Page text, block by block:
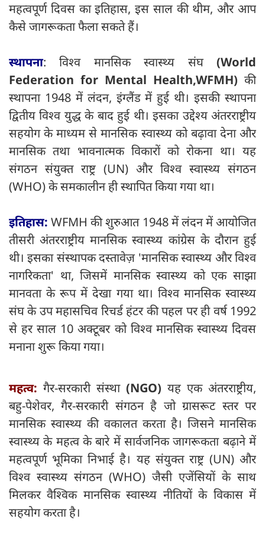
महत्वपूर्ण दिवस का इतिहास, इस साल की थीम, और आप
कैसे जागरूकता फैला सकते हैं।
स्थापना: विश्व मानसिक स्वास्थ्य संघ(World
Federation for Mental Health,WFMH) की
स्थापना 1948 में लंदन, इंग्लैंड में हुई थी। इसकी स्थापना
द्वितीय विश्व युद्ध के बाद हुई थी। इसका उद्देश्य अंतरराष्ट्रीय
सहयोग के माध्यम से मानसिक स्वास्थ्य को बढ़ावा देना और
मानसिक तथा भावनात्मक विकारों को रोकना था। यह
संगठन संयुक्त राष्ट्र (UN) और विश्व स्वास्थ्य संगठन
(WHO) के समकालीन ही स्थापित किया गया था।
इतिहास: WFMH की शुरुआत 1948 में लंदन में आयोजित
तीसरी अंतरराष्ट्रीय मानसिक स्वास्थ्य कांग्रेस के दौरान हुई
थी। इसका संस्थापक दस्तावेज़ 'मानसिक स्वास्थ्य और विश्व
नागरिकता' था, जिसमें मानसिक स्वास्थ्य को एक साझा
मानवता के रूप में देखा गया था। विश्व मानसिक स्वास्थ्य
संघ के उप महासचिव रिचर्ड हंटर की पहल पर ही वर्ष 1992
से हर साल 10 अक्टूबर को विश्व मानसिक स्वास्थ्य दिवस
मनाना शुरू किया गया।
महत्व: गैर-सरकारी संस्था(NGO) यह एक अंतरराष्ट्रीय,
बहु-पेशेवर, गैर-सरकारी संगठन है जो ग्रासरूट स्तर पर
मानसिक स्वास्थ्य की वकालत करता है। जिसने मानसिक
स्वास्थ्य के महत्व के बारे में सार्वजनिक जागरूकता बढ़ाने में
महत्वपूर्ण भूमिका निभाई है। यह संयुक्त राष्ट्र (UN) और
विश्व स्वास्थ्य संगठन (WHO) जैसी एजेंसियों के साथ
मिलकर वैश्विक मानसिक स्वास्थ्य नीतियों के विकास में
सहयोग करता है।